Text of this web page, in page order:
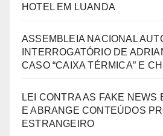
HOTEL EM LUANDA
ASSEMBLEIA NACIONAL
INTERROGATÓRIO DE
CASO “CAIXA TÉRMICA” E
LEI CONTRA AS FAKE NEWS
E ABRANGE CONTEÚDOS
ESTRANGEIRO